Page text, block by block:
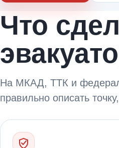
Что
На МКАД, ТТК и
правильно описать